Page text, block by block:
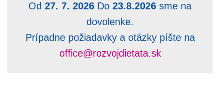
Od 27. 7. 2026 Do 23.8.2026 sme na
dovolenke.
Prípadne požiadavky a otázky píšte na
office@rozvojdietata.sk